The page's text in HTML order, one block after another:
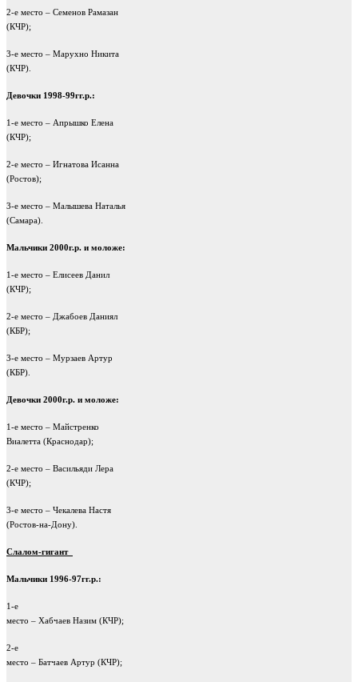
2-е место – Семенов Рамазан
(КЧР);
3-е место – Марухно Никита
(КЧР).
Девочки 1998-99гг.р.:
1-е место – Апрышко Елена
(КЧР);
2-е место – Игнатова Исанна
(Ростов);
3-е место – Малышева Наталья
(Самара).
Мальчики 2000г.р. и моложе:
1-е место – Елисеев Данил
(КЧР);
2-е место – Джабоев Даниял
(КБР);
3-е место – Мурзаев Артур
(КБР).
Девочки 2000г.р. и моложе:
1-е место – Майстренко
Виалетта (Краснодар);
2-е место – Васильяди Лера
(КЧР);
3-е место – Чекалева Настя
(Ростов-на-Дону).
Слалом-гигант
Мальчики 1996-97гг.р.:
1-е
место – Хабчаев Назим (КЧР);
2-е
место – Батчаев Артур (КЧР);